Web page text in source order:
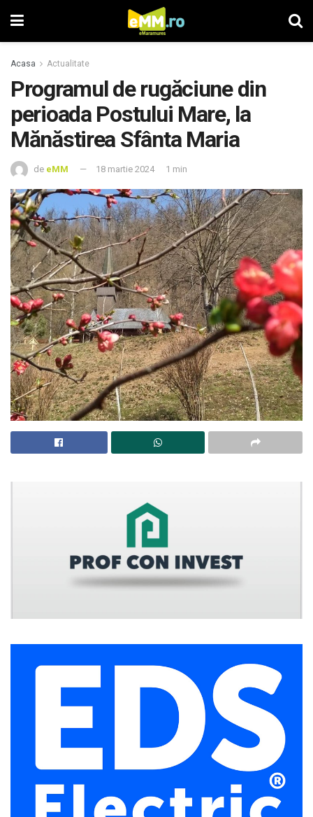
Acasa Actualitate
Programul de rugăciune din
perioada Postului Mare, la
Mănăstirea Sfânta Maria
de eMM 18 martie 2024 1 min